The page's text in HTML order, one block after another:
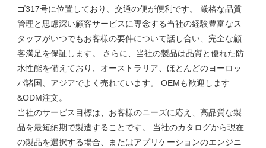
ゴ317号に位置しており、交通の便が便利です。 厳格な品質
管理と思慮深い顧客サービスに専念する当社の経験豊富なス
タッフがいつでもお客様の要件について話し合い、完全な顧
客満足を保証します。 さらに、当社の製品は品質と優れた防
水性能を備えており、オーストラリア、ほとんどのヨーロッ
パ諸国、アジアでよく売れています。 OEMも歓迎します
&ODM注文。
当社のサービス目標は、お客様のニーズに応え、高品質な製
品を最短納期で製造することです。 当社のカタログから現在
の製品を選択する場合、またはアプリケーションのエンジニ